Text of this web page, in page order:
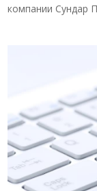
компании Сундар